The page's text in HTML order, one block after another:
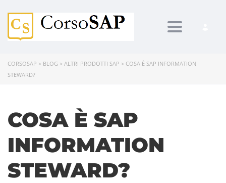
Toggle
CORSOSAP > BLOG > ALTRI PRODOTTI SAP > COSA È SAP INFORMATION
STEWARD?
COSA È SAP
INFORMATION
STEWARD?